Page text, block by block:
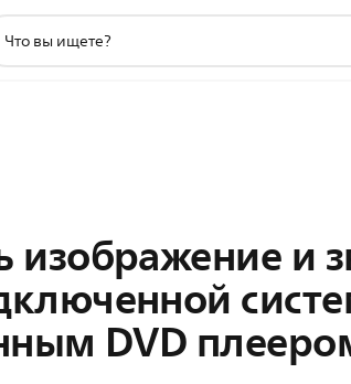
изображение и
DVD